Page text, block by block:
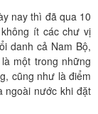
nay thì đã qua 10
ít các chư vị
danh cả Nam Bộ,
một trong những
cũng như là điểm
ngoài nước khi đặt